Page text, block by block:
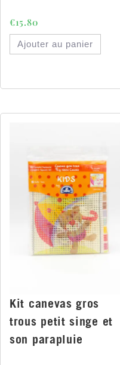
€15.80
Ajouter au panier
Kit canevas gros
trous petit singe et
son parapluie